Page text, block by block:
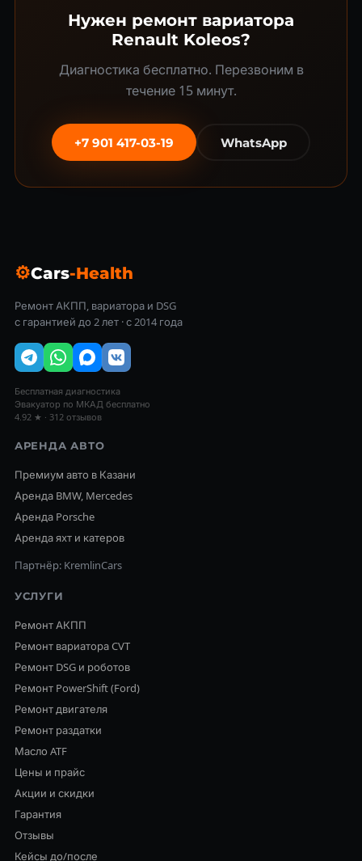
Нужен ремонт вариатора
Renault Koleos?
Диагностика бесплатно. Перезвоним в
течение 15 минут.
+7 901 417-03-19 WhatsApp
⚙Cars-Health
Ремонт АКПП, вариатора и DSG
с гарантией до 2 лет · с 2014 года
Бесплатная диагностика
Эвакуатор по МКАД бесплатно
4.92 ★ · 312 отзывов
АРЕНДА АВТО
Премиум авто в Казани
Аренда BMW, Mercedes
Аренда Porsche
Аренда яхт и катеров
Партнёр: KremlinCars
УСЛУГИ
Ремонт АКПП
Ремонт вариатора CVT
Ремонт DSG и роботов
Ремонт PowerShift (Ford)
Ремонт двигателя
Ремонт раздатки
Масло ATF
Цены и прайс
Акции и скидки
Гарантия
Отзывы
Кейсы до/после